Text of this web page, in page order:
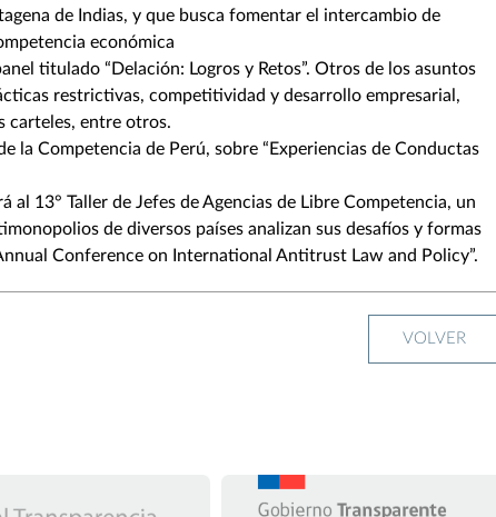
de Indias, y que busca fomentar el intercambio de
económica
titulado “Delación: Logros y Retos”. Otros de los asuntos
restrictivas, competitividad y desarrollo empresarial,
carteles, entre otros.
la Competencia de Perú, sobre “Experiencias de Conductas
13° Taller de Jefes de Agencias de Libre Competencia, un
de diversos países analizan sus desafíos y formas
Conference on International Antitrust Law and Policy”.
VOLVER